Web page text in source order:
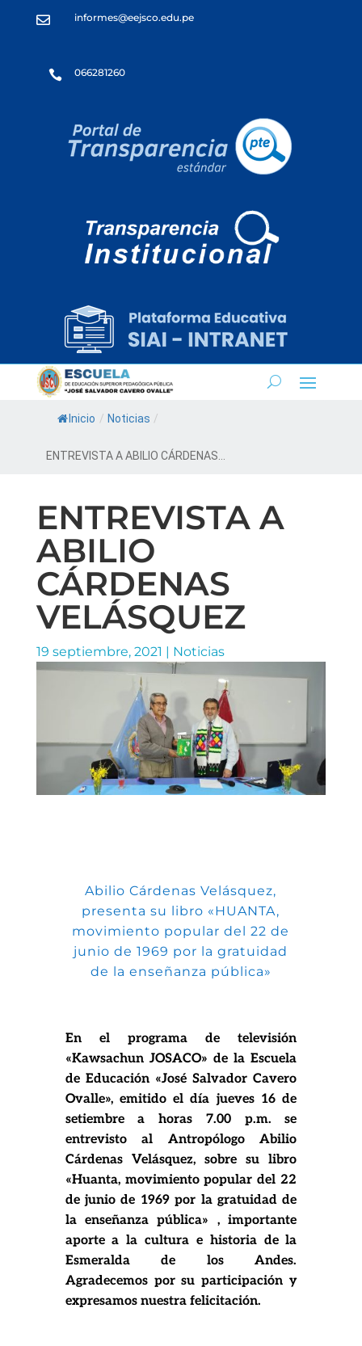
 informes@eejsco.edu.pe
 066281260
Inicio / Noticias /
ENTREVISTA A ABILIO CÁRDENAS...
ENTREVISTA A
ABILIO
CÁRDENAS
VELÁSQUEZ
19 septiembre, 2021 | Noticias
Abilio Cárdenas Velásquez,
presenta su libro «HUANTA,
movimiento popular del 22 de
junio de 1969 por la gratuidad
de la enseñanza pública»
En el programa de televisión
«Kawsachun JOSACO» de la Escuela
de Educación «José Salvador Cavero
Ovalle», emitido el día jueves 16 de
setiembre a horas 7.00 p.m. se
entrevisto al Antropólogo Abilio
Cárdenas Velásquez, sobre su libro
«Huanta, movimiento popular del 22
de junio de 1969 por la gratuidad de
la enseñanza pública» , importante
aporte a la cultura e historia de la
Esmeralda de los Andes.
Agradecemos por su participación y
expresamos nuestra felicitación.